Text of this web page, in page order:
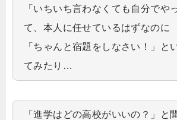
「いちいち言わなくても自分でや
て、本人に任せているはずなのに
「ちゃんと宿題をしなさい！」と
てみたり…
「進学はどの高校がいいの？」と